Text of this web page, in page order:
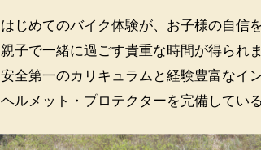
はじめてのバイク体験が、お子様の自信
親子で一緒に過ごす貴重な時間が得られ
安全第一のカリキュラムと経験豊富なイ
ヘルメット・プロテクターを完備してい